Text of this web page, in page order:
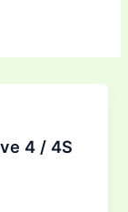
4 / 4S